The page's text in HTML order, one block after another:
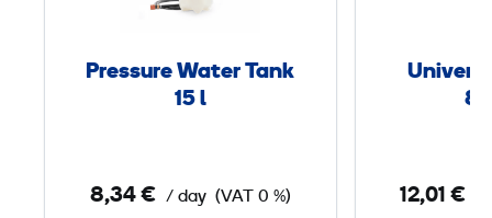
r
e
e
Pressure Water Tank
15 l
8,34 € / day (VAT 0 %) 12,01 €